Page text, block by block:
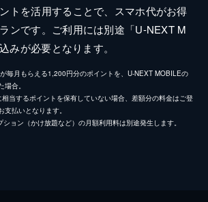
トを活用することで、スマホ代がお得
ンです。ご利用には別途「U-NEXT M
みが必要となります。
毎月もらえる1,200円分のポイントを、U-NEXT MOBILEの
合。
当するポイントを保有していない場合、差額分の料金はご登
払いとなります。
ョン（かけ放題など）の月額利用料は別途発生します。